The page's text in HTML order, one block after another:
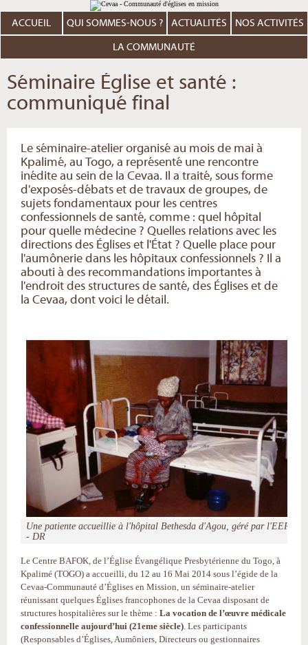
au
contenu.
Aller
personnels
ACCUEIL QUI SOMMES-NOUS ? ACTUALITÉS NOS ACTIVITÉS
LA COMMUNAUTÉ
Séminaire Église et santé :
communiqué final
Le séminaire-atelier organisé au mois de mai à
Kpalimé, au Togo, a représenté une rencontre
inédite au sein de la Cevaa. Il a traité, sous forme
d'exposés-débats et de travaux de groupes, de
sujets fondamentaux pour les centres
confessionnels de santé, comme : quel hôpital
pour quelle médecine ? Quelles relations avec les
directions des Églises et l'État ? Quelle place pour
l'aumônerie dans les hôpitaux confessionnels ? Il a
abouti à des recommandations importantes à
l'endroit des structures de santé, des Églises et de
la Cevaa, dont voici le détail.
Une patiente accueillie à l'hôpital Bethesda d'Agou, géré par l'EEPT
- DR
Le Centre BAFOK, de l’Église Évangélique Presbytérienne du Togo, à
Kpalimé (TOGO) a accueilli, du 12 au 16 Mai 2014 sous l’égide de la
Cevaa-Communauté d’Églises en Mission, un séminaire-atelier
réunissant quelques Églises francophones de la Cevaa disposant de
structures hospitalières sur le thème : La vocation de l’œuvre médicale
confessionnelle aujourd’hui (21eme siècle). Les participants
(Responsables d’Églises, Aumôniers, Directeurs ou gestionnaires